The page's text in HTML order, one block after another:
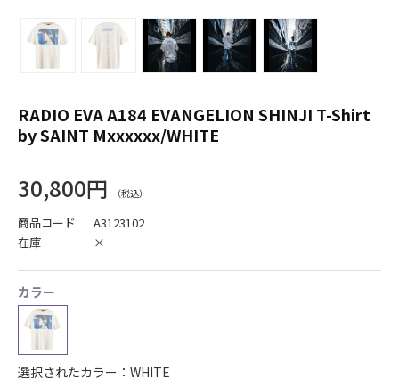
RADIO EVA A184 EVANGELION SHINJI T-Shirt
by SAINT Mxxxxxx/WHITE
30,800円
商品コード
A3123102
在庫
×
カラー
選択されたカラー：WHITE